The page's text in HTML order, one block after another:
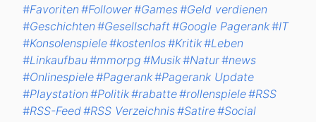
#Favoriten#Follower#Games#Geld verdienen
#Geschichten#Gesellschaft#Google Pagerank#IT
#Konsolenspiele#kostenlos#Kritik#Leben
#Linkaufbau#mmorpg #Musik#Natur#news
#Onlinespiele#Pagerank#Pagerank Update
#Playstation#Politik#rabatte#rollenspiele#RSS
#RSS-Feed#RSS Verzeichnis#Satire#Social